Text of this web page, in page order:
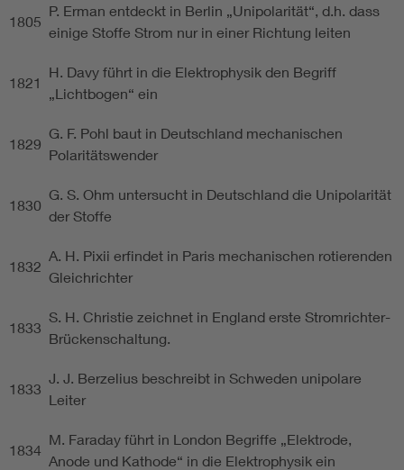
1805
P. Erman entdeckt in Berlin „Unipolarität“, d.h. dass
einige Stoffe Strom nur in einer Richtung leiten
1821
H. Davy führt in die Elektrophysik den Begriff
„Lichtbogen“ ein
1829
G. F. Pohl baut in Deutschland mechanischen
Polaritätswender
1830
G. S. Ohm untersucht in Deutschland die Unipolarität
der Stoffe
1832
A. H. Pixii erfindet in Paris mechanischen rotierenden
Gleichrichter
1833
S. H. Christie zeichnet in England erste Stromrichter-
Brückenschaltung.
1833
J. J. Berzelius beschreibt in Schweden unipolare
Leiter
1834
M. Faraday führt in London Begriffe „Elektrode,
Anode und Kathode“ in die Elektrophysik ein